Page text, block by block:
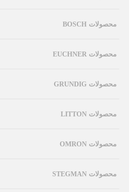
محصولات BOSCH
محصولات EUCHNER
محصولات GRUNDIG
محصولات LITTON
محصولات OMRON
محصولات STEGMAN